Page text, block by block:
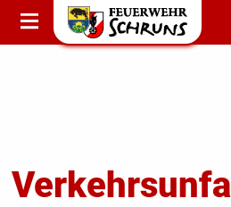
STARTSEITE
AKTUELLES
Verkehrsunfall